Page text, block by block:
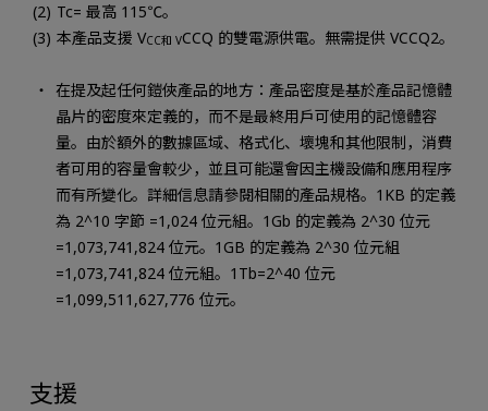
Tc= 最高 115℃。
本產品支援 VCC和 VCCQ 的雙電源供電。無需提供 VCCQ2。
在提及起任何鎧俠產品的地方：產品密度是基於產品記憶體
晶片的密度來定義的，而不是最終用戶可使用的記憶體容
量。由於額外的數據區域、格式化、壞塊和其他限制，消費
者可用的容量會較少，並且可能還會因主機設備和應用程序
而有所變化。詳細信息請參閱相關的產品規格。1KB 的定義
為 2^10 字節 =1,024 位元組。1Gb 的定義為 2^30 位元
=1,073,741,824 位元。1GB 的定義為 2^30 位元組
=1,073,741,824 位元組。1Tb=2^40 位元
=1,099,511,627,776 位元。
支援